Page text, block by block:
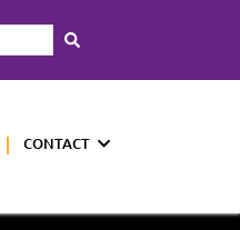
CONTACT